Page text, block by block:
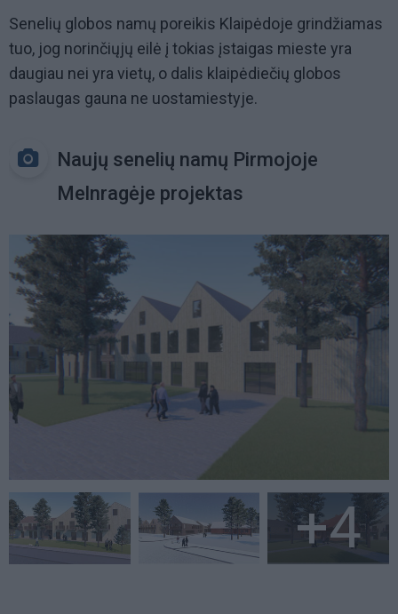
Senelių globos namų poreikis Klaipėdoje grindžiamas
tuo, jog norinčiųjų eilė į tokias įstaigas mieste yra
daugiau nei yra vietų, o dalis klaipėdiečių globos
paslaugas gauna ne uostamiestyje.
Naujų senelių namų Pirmojoje
Melnragėje projektas
+4